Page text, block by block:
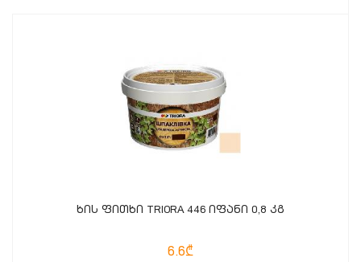
ხის ფითხი TRIORA 446 იფანი 0,8 კგ
6.6₾